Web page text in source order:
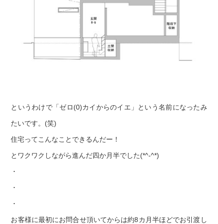
というわけで「ゼロ(0)カイからのイエ」という名前になったみ
たいです。(笑)
住宅ってこんなことできるんだー！
とワクワクしながら進んだ四か月半でした(*^-^*)
・
・
・
お客様に最初にお問合せ頂いてからは約8カ月半ほどでお引渡し